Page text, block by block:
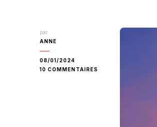
par
ANNE
08/01/2024
10 COMMENTAIRES